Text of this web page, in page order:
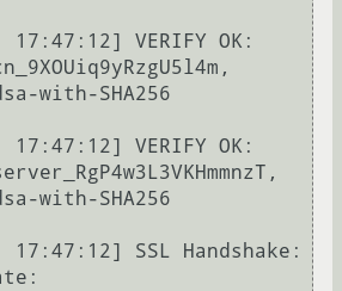
VERIFY OK:
with-SHA256
VERIFY OK:
with-SHA256
SSL Handshake: